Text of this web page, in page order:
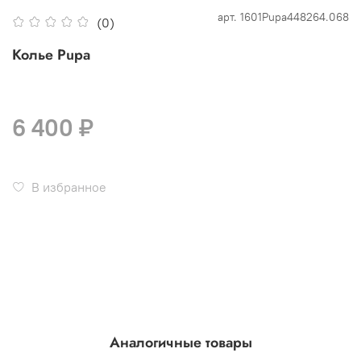
(0) арт. 1601Pupa448264.068
Колье Pupa
6 400 ₽
В избранное
Аналогичные товары